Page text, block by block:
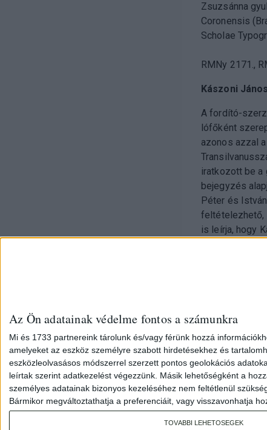
Az Ön adatainak védelme fontos a számunkra
Mi és 1733 partnereink tárolunk és/vagy férünk hozzá
amelyeket az eszköz személyre szabott hirdetésekhez és
eszközleolvasásos módszerrel szerzett pontos geolokációs
leírtak szerint adatkezelést végezzünk. Másik lehetőségként a
személyes adatainak bizonyos kezeléséhez nem feltétlenül
Bármikor megváltoztathatja a preferenciáit, vagy visszavonhatja
TOVÁBBI LEHETŐSÉGEK
Zsuzsánna
Coronensis
Scholae
RMNy 2171.,
Kászoni János
A fordító-
lófőként
azonos azzal
iratkozott be a
bejegyzés
Péter és
feltételezhető,
is leírja, hogy
Facebook